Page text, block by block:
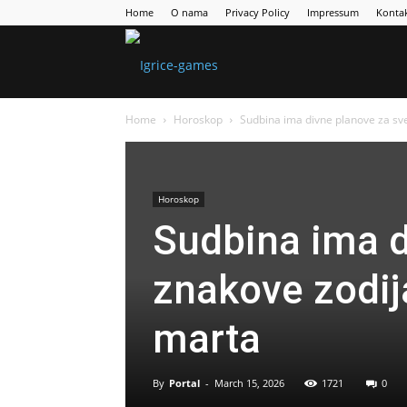
Home O nama Privacy Policy Impressum
Home Horoskop Sudbina ima divne planove za
Horoskop
Sudbina ima
znakove
marta
By Portal - March 15, 2026 1721 0